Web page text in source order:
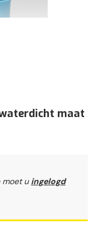
maat
moet u ingelogd